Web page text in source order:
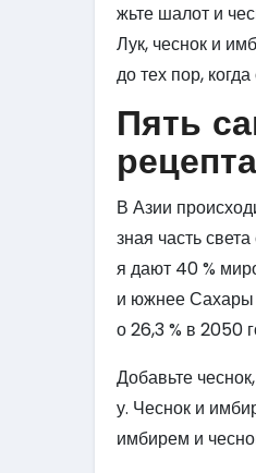
жьте шалот и
Лук, чеснок и
до тех пор,
Пять
В Азии
зная часть
я дают 40 %
и южнее Сахары
о 26,3 % в 2050
Добавьте
у. Чеснок и
имбирем и